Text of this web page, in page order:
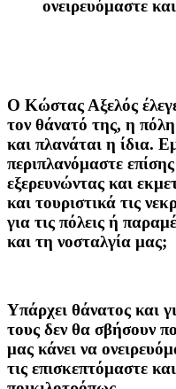
ονειρευόμαστε
Ο Κώστας Αξελός
τον θάνατό της, η πόλη
και πλανάται η ίδια.
περιπλανόμαστε
εξερευνώντας και
και τουριστικά τις
για τις πόλεις ή
και τη νοσταλγία μας;
Υπάρχει θάνατος και
τους δεν θα σβήσουν
μας κάνει να
τις επισκεπτόμαστε